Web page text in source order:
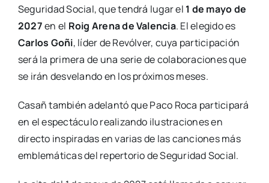
Segu­ri­dad Social, que ten­drá lugar el 1 de mayo de
2027en el Roig Are­na de Valen­cia. El ele­gi­do es
Car­los Goñi, líder de Revól­ver, cuya par­ti­ci­pa­ción
será la pri­me­ra de una serie de cola­bo­ra­cio­nes que
se irán des­ve­lan­do en los pró­xi­mos meses.
Casañ tam­bién ade­lan­tó que Paco Roca par­ti­ci­pa­rá
en el espec­tácu­lo rea­li­zan­do ilus­tra­cio­nes en
direc­to ins­pi­ra­das en varias de las can­cio­nes más
emble­má­ti­cas del reper­to­rio de Segu­ri­dad Social.